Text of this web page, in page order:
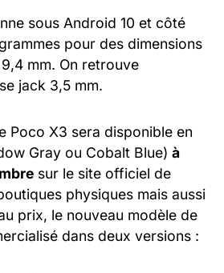
sous Android 10 et côté
pour des dimensions
mm. On retrouve
jack 3,5 mm.
Poco X3 sera disponible en
Gray ou Cobalt Blue) à
sur le site officiel de
physiques mais aussi
prix, le nouveau modèle de
dans deux versions :